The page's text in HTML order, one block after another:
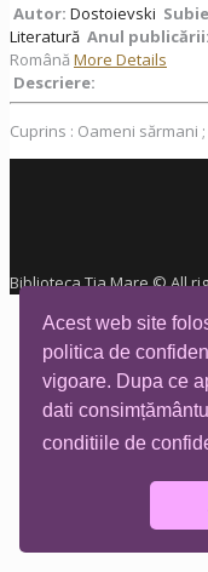
Acest web site
politica de
vigoare. Dupa ce
dati
conditiile de
Autor: Dostoievski
Literatură Anul publicării:
Română More Details
Descriere:
Cuprins : Oameni sărmani
Biblioteca Tia Mare © All